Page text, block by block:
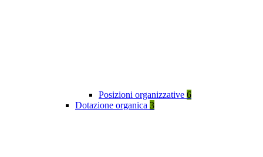
Posizioni organizzative 6
Dotazione organica 3